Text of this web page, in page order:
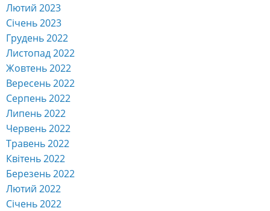
Лютий 2023
Січень 2023
Грудень 2022
Листопад 2022
Жовтень 2022
Вересень 2022
Серпень 2022
Липень 2022
Червень 2022
Травень 2022
Квітень 2022
Березень 2022
Лютий 2022
Січень 2022